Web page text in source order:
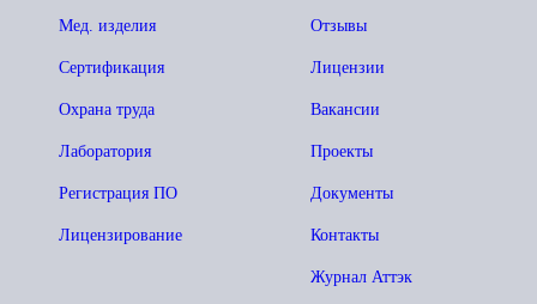
Отзывы
Лицензии
Вакансии
Проекты
Документы
Контакты
Журнал Аттэк
Мед. изделия
Сертификация
Охрана труда
Лаборатория
Регистрация ПО
Лицензирование